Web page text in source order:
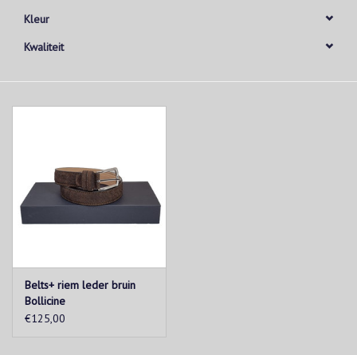
Kleur
Kwaliteit
Belts+ riem leder bruin
Bollicine
€125,00